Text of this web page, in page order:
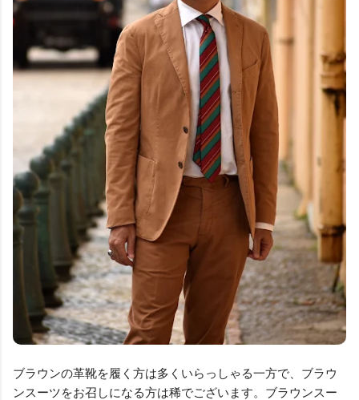
ブラウンの革靴を履く方は多くいらっしゃる一方で、ブラウ
ンスーツをお召しになる方は稀でございます。ブラウンスー